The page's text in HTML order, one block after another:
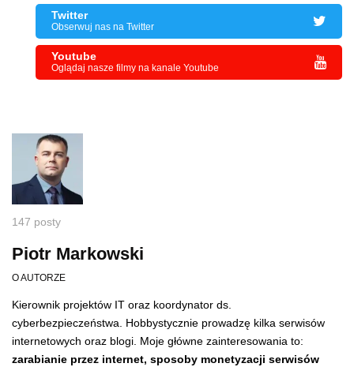
Twitter
Obserwuj nas na Twitter
Youtube
Oglądaj nasze filmy na kanale Youtube
147 posty
Piotr Markowski
O AUTORZE
Kierownik projektów IT oraz koordynator ds.
cyberbezpieczeństwa. Hobbystycznie prowadzę kilka serwisów
internetowych oraz blogi. Moje główne zainteresowania to:
zarabianie przez internet, sposoby monetyzacji serwisów